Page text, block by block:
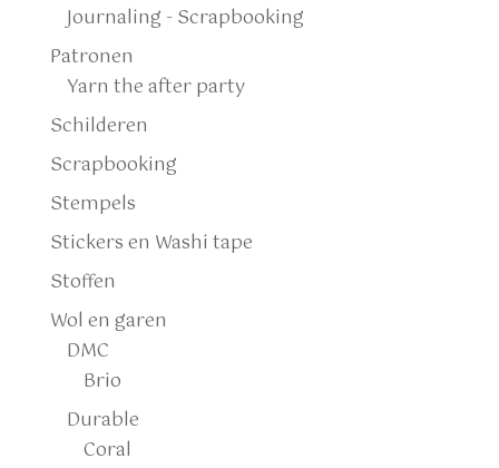
Journaling - Scrapbooking
Patronen
Yarn the after party
Schilderen
Scrapbooking
Stempels
Stickers en Washi tape
Stoffen
Wol en garen
DMC
Brio
Durable
Coral